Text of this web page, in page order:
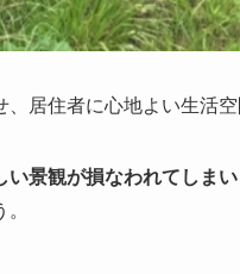
居住者に心地よい生活空
い景観が損なわれてしまい